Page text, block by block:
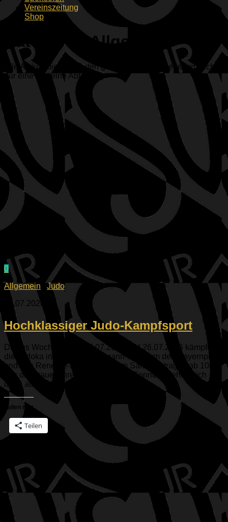
Vereinszeitung
Shop
Kategorie:Allgemein
Alle Artikel, die (auch) den gesamten Verein betreffen, nicht
nur eine einzelne Abteilung.
0
Allgemein
Judo
23.07.2026
Hochklassiger Judo-Kampfsport
Dieses Wochenende, 25.07.2026 und 26.07.2026 kämpfen
die Judoka in der Paul-Wegmann-Halle um den Bayernpokal
und den René-de-Smet-Pokal. Am Samstag tragen ab 10:00
Uhr die Frauen ihre Duelle aus, am Sonntag stehen sich
dann ab...
Teilen mit:
Teilen